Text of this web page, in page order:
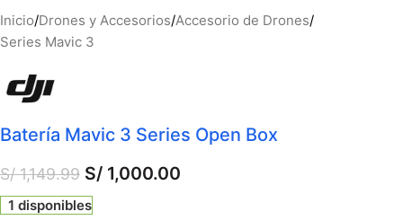
Inicio/Drones y Accesorios/Accesorio de Drones/
Series Mavic 3
Batería Mavic 3 Series Open Box
S/1,149.99 S/ 1,000.00
1 disponibles